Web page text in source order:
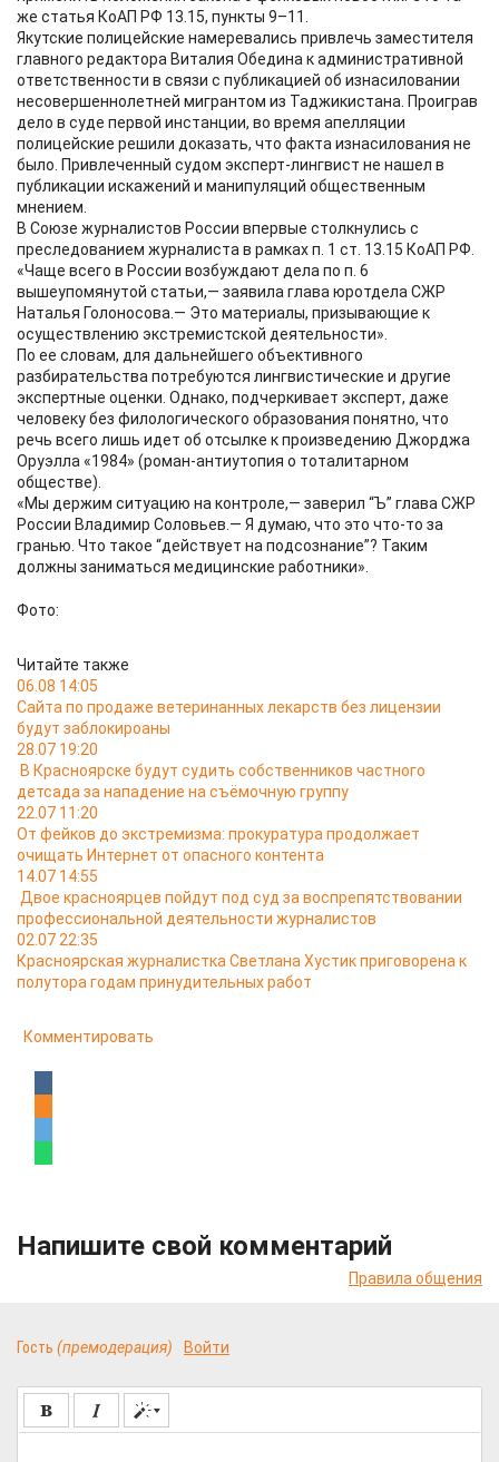
же статья КоАП РФ 13.15, пункты 9–11.
Якутские полицейские намеревались привлечь заместителя
главного редактора Виталия Обедина к административной
ответственности в связи с публикацией об изнасиловании
несовершеннолетней мигрантом из Таджикистана. Проиграв
дело в суде первой инстанции, во время апелляции
полицейские решили доказать, что факта изнасилования не
было. Привлеченный судом эксперт-лингвист не нашел в
публикации искажений и манипуляций общественным
мнением.
В Союзе журналистов России впервые столкнулись с
преследованием журналиста в рамках п. 1 ст. 13.15 КоАП РФ.
«Чаще всего в России возбуждают дела по п. 6
вышеупомянутой статьи,— заявила глава юротдела СЖР
Наталья Голоносова.— Это материалы, призывающие к
осуществлению экстремистской деятельности».
По ее словам, для дальнейшего объективного
разбирательства потребуются лингвистические и другие
экспертные оценки. Однако, подчеркивает эксперт, даже
человеку без филологического образования понятно, что
речь всего лишь идет об отсылке к произведению Джорджа
Оруэлла «1984» (роман-антиутопия о тоталитарном
обществе).
«Мы держим ситуацию на контроле,— заверил “Ъ” глава СЖР
России Владимир Соловьев.— Я думаю, что это что-то за
гранью. Что такое “действует на подсознание”? Таким
должны заниматься медицинские работники».
Фото:
Читайте также
06.08 14:05
Сайта по продаже ветеринанных лекарств без лицензии
будут заблокироаны
28.07 19:20
В Красноярске будут судить собственников частного
детсада за нападение на съёмочную группу
22.07 11:20
От фейков до экстремизма: прокуратура продолжает
очищать Интернет от опасного контента
14.07 14:55
Двое красноярцев пойдут под суд за воспрепятствовании
профессиональной деятельности журналистов
02.07 22:35
Красноярская журналистка Светлана Хустик приговорена к
полутора годам принудительных работ
Комментировать
Напишите свой комментарий
Правила общения
Гость (премодерация) Войти